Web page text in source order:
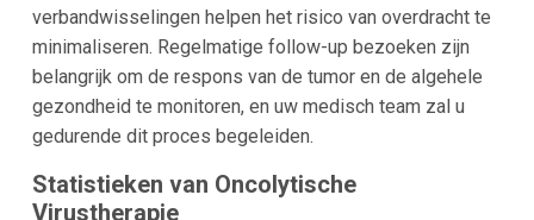
verbandwisselingen helpen het risico van overdracht te
minimaliseren. Regelmatige follow-up bezoeken zijn
belangrijk om de respons van de tumor en de algehele
gezondheid te monitoren, en uw medisch team zal u
gedurende dit proces begeleiden.
Statistieken van Oncolytische
Virustherapie